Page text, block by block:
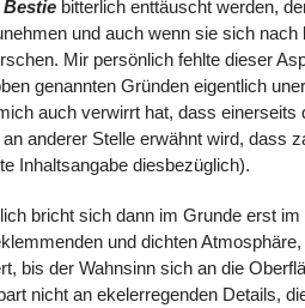
Bestie bitterlich enttäuscht werden,
und auch wenn sie sich
Mir persönlich fehlte dieser
genannten Gründen eigentlich
auch verwirrt hat, dass
anderer Stelle erwähnt wird, dass
Inhaltsangabe diesbezüglich).
bricht sich dann im Grunde erst
und dichten
bis der Wahnsinn sich an die
nicht an ekelerregenden Details,